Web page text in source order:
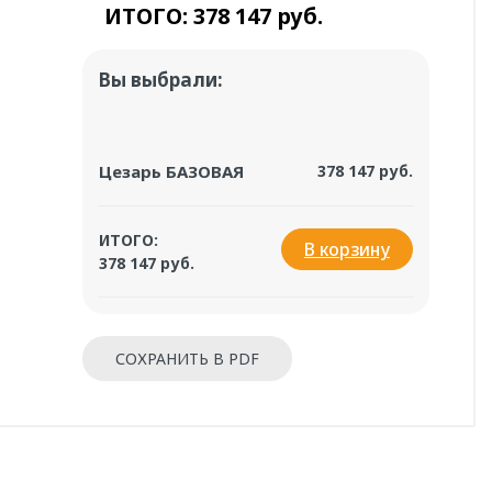
ИТОГО: 378 147 руб.
Вы выбрали:
Цезарь БАЗОВАЯ 378 147 руб.
ИТОГО:
378 147 руб.
В корзину